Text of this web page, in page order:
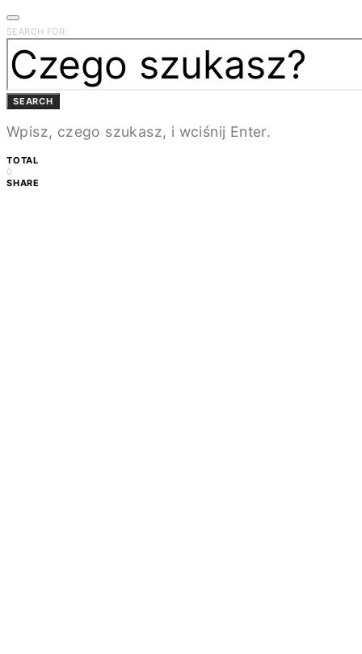
SEARCH FOR:
SEARCH
Wpisz, czego szukasz, i wciśnij Enter.
TOTAL
0
SHARE